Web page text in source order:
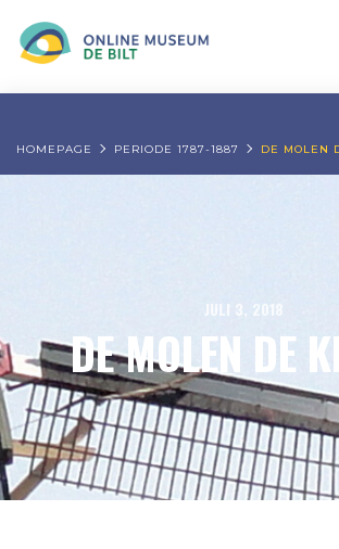
HOMEPAGE PERIODE 1787-1887 DE MOLEN
JULI 3, 2018
DE MOLEN DE